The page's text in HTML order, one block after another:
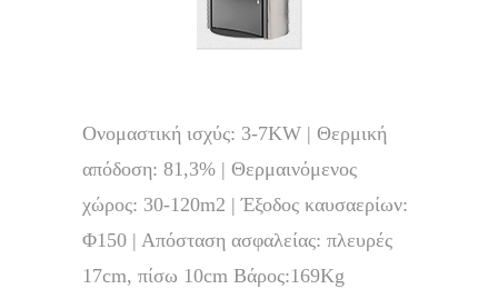
Ονομαστική ισχύς: 3-7KW | Θερμική
απόδοση: 81,3% | Θερμαινόμενος
χώρος: 30-120m2 | Έξοδος καυσαερίων:
Φ150 | Απόσταση ασφαλείας: πλευρές
17cm, πίσω 10cm Βάρος:169Kg